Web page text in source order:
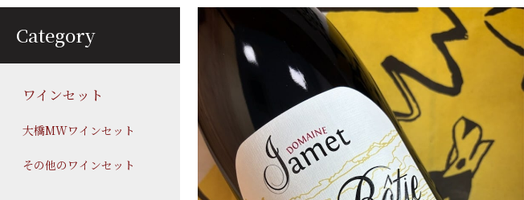
Category
ワインセット
大橋MWワインセット
その他のワインセット